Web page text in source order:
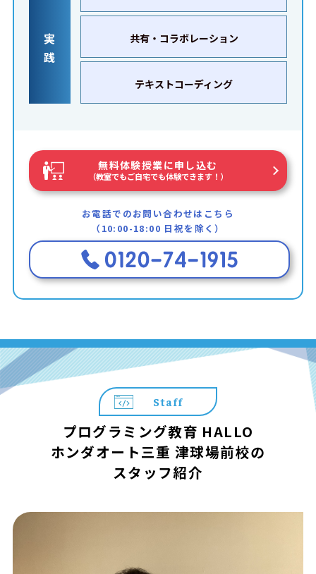
実
践
共有・コラボレーション
テキストコーディング
無料体験授業に申し込む
（教室でもご自宅でも体験できます！）
お電話でのお問い合わせはこちら
（10:00-18:00 日祝を除く）
Staff
プログラミング教育 HALLO
ホンダオート三重 津球場前校の
スタッフ紹介